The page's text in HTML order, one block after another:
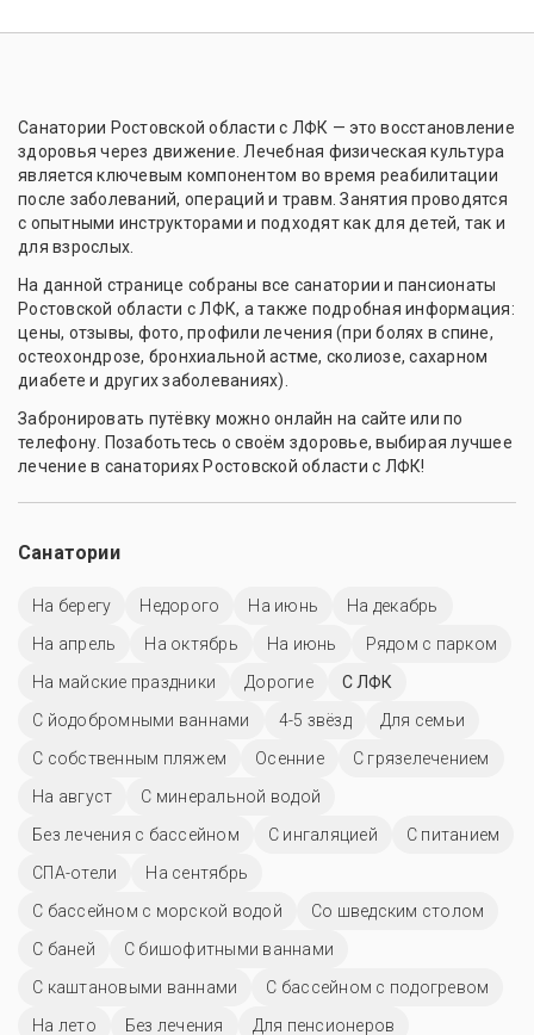
Санатории Ростовской области с ЛФК — это восстановление
здоровья через движение. Лечебная физическая культура
является ключевым компонентом во время реабилитации
после заболеваний, операций и травм. Занятия проводятся
с опытными инструкторами и подходят как для детей, так и
для взрослых.
На данной странице собраны все санатории и пансионаты
Ростовской области с ЛФК, а также подробная информация:
цены, отзывы, фото, профили лечения (при болях в спине,
остеохондрозе, бронхиальной астме, сколиозе, сахарном
диабете и других заболеваниях).
Забронировать путёвку можно онлайн на сайте или по
телефону. Позаботьтесь о своём здоровье, выбирая лучшее
лечение в санаториях Ростовской области с ЛФК!
Санатории
На берегу Недорого На июнь
На декабрь
На апрель
На октябрь На июнь
Рядом с парком
На майские праздники
Дорогие
С ЛФК
С йодобромными ваннами
4-5 звёзд
Для семьи
С собственным пляжем
Осенние
С грязелечением
На август
С минеральной водой
Без лечения с бассейном
С ингаляцией
С питанием
СПА-отели
На сентябрь
С бассейном с морской водой
Со шведским столом
С баней
С бишофитными ваннами
С каштановыми ваннами
С бассейном с подогревом
На лето
Без лечения Для пенсионеров